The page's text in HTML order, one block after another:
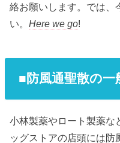
絡お願いします。では、
い。Here we go!
■防風通聖散の一
小林製薬やロート製薬な
ッグストアの店頭には